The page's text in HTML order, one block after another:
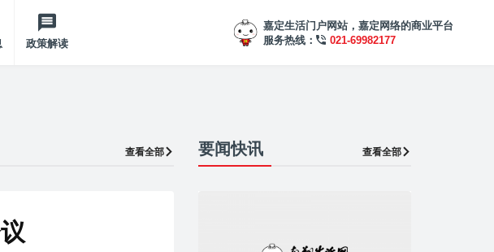
政策解读
嘉定生活门户网站，嘉定网络的商业平台
服务热线：
021-69982177
查看全部 要闻快讯 查看全部